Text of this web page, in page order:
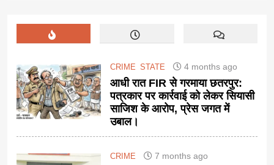
CRIME STATE 4 months ago
आधी रात FIR से गरमाया छतरपुर:
पत्रकार पर कार्रवाई को लेकर सियासी
साजिश के आरोप, प्रेस जगत में
उबाल।
CRIME 7 months ago